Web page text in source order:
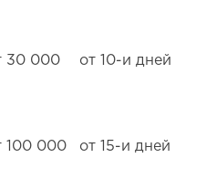
30 000 от 10-и дней
100 000 от 15-и дней